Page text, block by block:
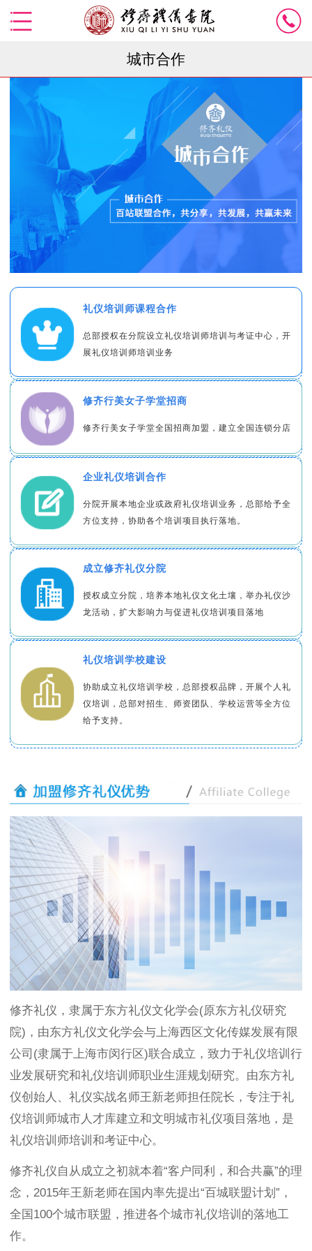
城市合作
礼仪培训师课程合作
总部授权在分院设立礼仪培训师培训与考证中心，开
展礼仪培训师培训业务
修齐行美女子学堂招商
修齐行美女子学堂全国招商加盟，建立全国连锁分店
企业礼仪培训合作
分院开展本地企业或政府礼仪培训业务，总部给予全
方位支持，协助各个培训项目执行落地。
成立修齐礼仪分院
授权成立分院，培养本地礼仪文化土壤，举办礼仪沙
龙活动，扩大影响力与促进礼仪培训项目落地
礼仪培训学校建设
协助成立礼仪培训学校，总部授权品牌，开展个人礼
仪培训，总部对招生、师资团队、学校运营等全方位
给予支持。
修齐礼仪，隶属于东方礼仪文化学会(原东方礼仪研究
院)，由东方礼仪文化学会与上海西区文化传媒发展有限
公司(隶属于上海市闵行区)联合成立，致力于礼仪培训行
业发展研究和礼仪培训师职业生涯规划研究。由东方礼
仪创始人、礼仪实战名师王新老师担任院长，专注于礼
仪培训师城市人才库建立和文明城市礼仪项目落地，是
礼仪培训师培训和考证中心。
修齐礼仪自从成立之初就本着“客户同利，和合共赢”的理
念，2015年王新老师在国内率先提出“百城联盟计划”，
全国100个城市联盟，推进各个城市礼仪培训的落地工
作。